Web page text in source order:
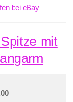
bei eBay
mit